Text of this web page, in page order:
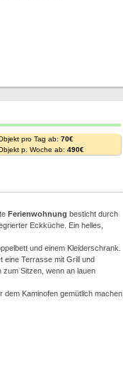
pro Tag ab: 70€
p. Woche ab: 490€
Ferienwohnung besticht durch
Eckküche. Ein helles,
und einem Kleiderschrank.
eine Terrasse mit Grill und
zum Sitzen, wenn an lauen
Kaminofen gemütlich machen.